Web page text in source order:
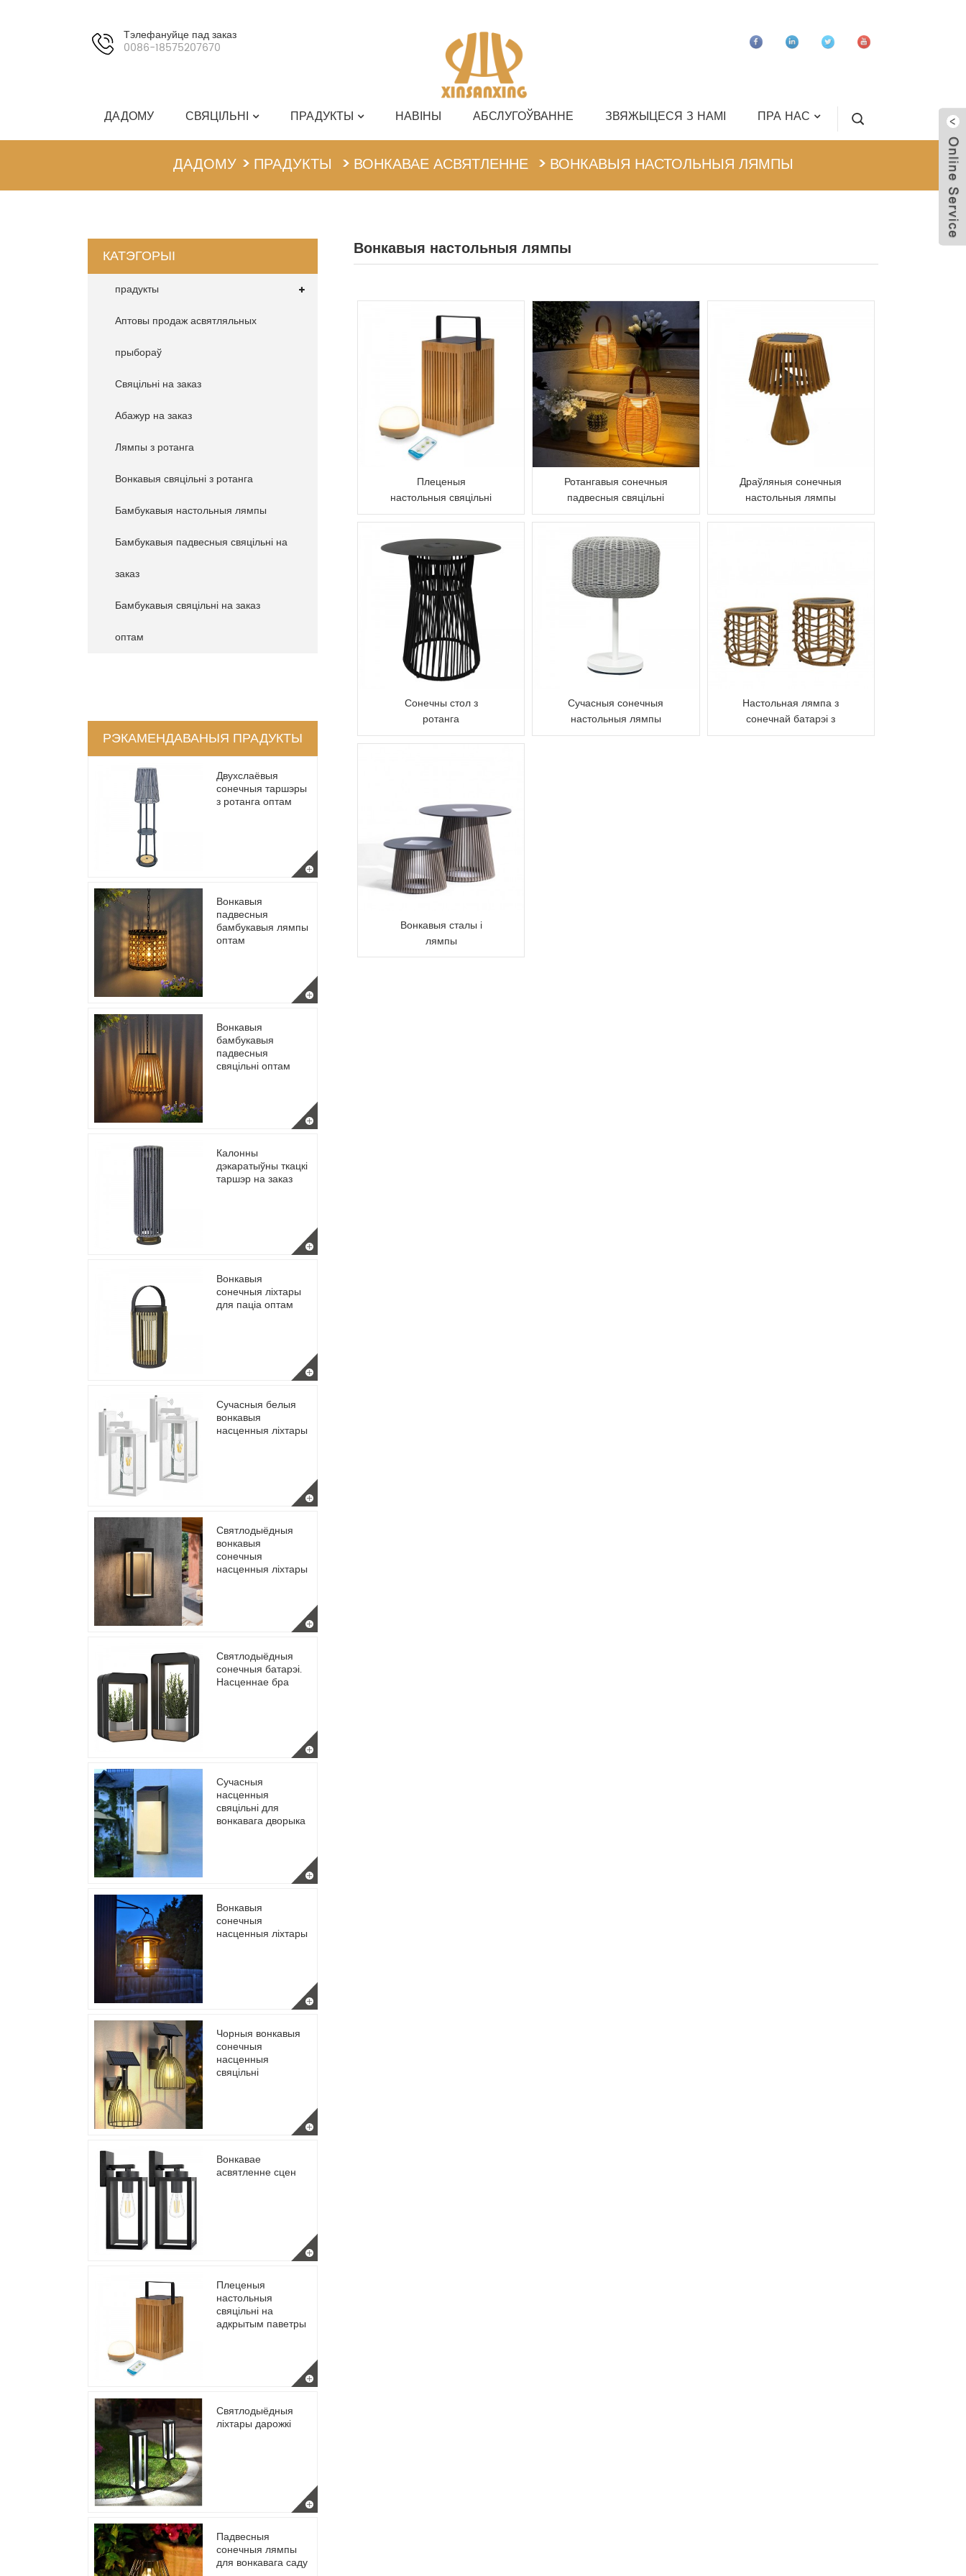
Тэлефануйце пад заказ
0086-18575207670
ДАДОМУ СВЯЦІЛЬНІ ПРАДУКТЫ НАВІНЫ АБСЛУГОЎВАННЕ ЗВЯЖЫЦЕСЯ З НАМІ ПРА НАС
English
ДАДОМУ ПРАДУКТЫ ВОНКАВАЕ АСВЯТЛЕННЕ ВОНКАВЫЯ НАСТОЛЬНЫЯ ЛЯМПЫ
КАТЭГОРЫІ
прадукты
Аптовы продаж асвятляльных
прыбораў
Свяцільні на заказ
Абажур на заказ
Лямпы з ротанга
Вонкавыя свяцільні з ротанга
Бамбукавыя настольныя лямпы
Бамбукавыя падвесныя свяцільні на
заказ
Бамбукавыя свяцільні на заказ
оптам
РЭКАМЕНДАВАНЫЯ ПРАДУКТЫ
Двухслаёвыя
сонечныя таршэры
з ротанга оптам
Вонкавыя
падвесныя
бамбукавыя лямпы
оптам
Вонкавыя
бамбукавыя
падвесныя
свяцільні оптам
Калонны
дэкаратыўны ткацкі
таршэр на заказ
Вонкавыя
сонечныя ліхтары
для паціа оптам
Сучасныя белыя
вонкавыя
насценныя ліхтары
Святлодыёдныя
вонкавыя
сонечныя
насценныя ліхтары
Святлодыёдныя
сонечныя батарэі.
Насценнае бра
Сучасныя
насценныя
свяцільні для
вонкавага дворыка
Вонкавыя
сонечныя
насценныя ліхтары
Чорныя вонкавыя
сонечныя
насценныя
свяцільні
Вонкавае
асвятленне сцен
Плеценыя
настольныя
свяцільні на
адкрытым паветры
Святлодыёдныя
ліхтары дарожкі
Падвесныя
сонечныя лямпы
для вонкавага саду
Вонкавыя настольныя лямпы
Плеценыя
настольныя свяцільні
на адкрытым паветры
Ротангавыя сонечныя
падвесныя свяцільні
для ўнутранага
Драўляныя сонечныя
настольныя лямпы
Сонечны стол з
ротанга
Сучасныя сонечныя
настольныя лямпы
Настольная лямпа з
сонечнай батарэі з
ротанга
Вонкавыя сталы і
лямпы